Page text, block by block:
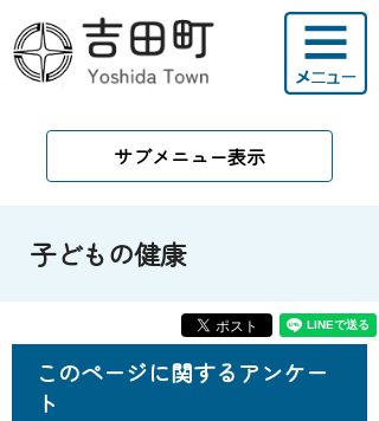
サブメニュー表示
子どもの健康
このページに関するアンケー
ト